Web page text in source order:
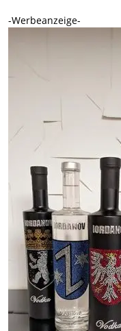
-Werbeanzeige-